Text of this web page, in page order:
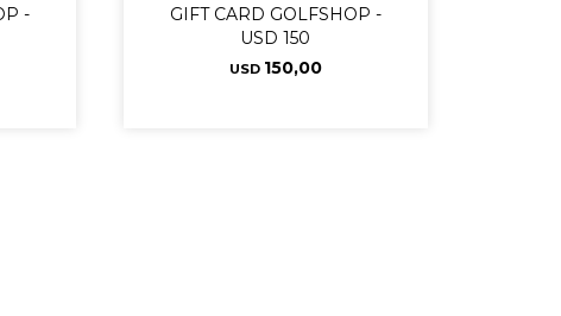
-
GIFT CARD GOLFSHOP -
USD 150
USD 150,00